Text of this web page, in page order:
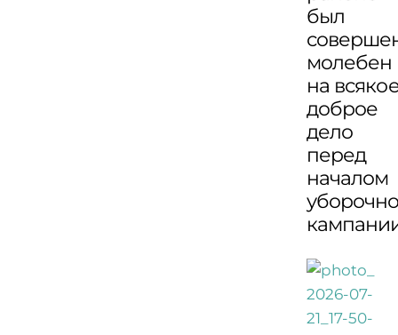
был
молебен
на
доброе
дело
перед
началом